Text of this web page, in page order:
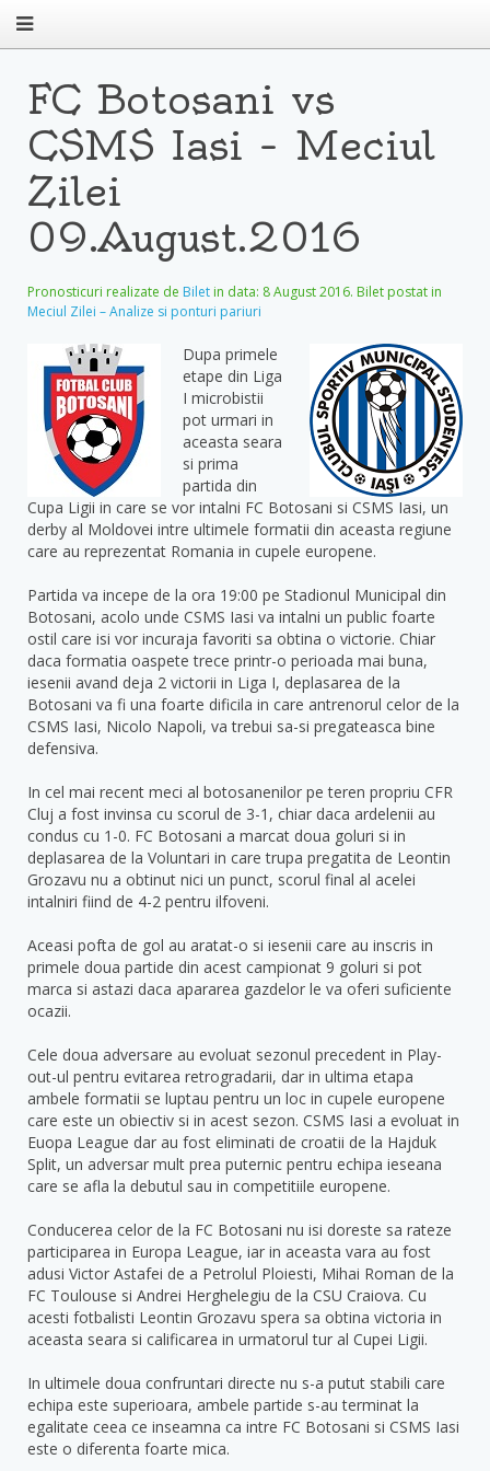
FC Botosani vs
CSMS Iasi – Meciul
Zilei
09.August.2016
Pronosticuri realizate de Bilet in data: 8 August 2016. Bilet postat in
Meciul Zilei – Analize si ponturi pariuri
Dupa primele
etape din Liga
I microbistii
pot urmari in
aceasta seara
si prima
partida din
Cupa Ligii in care se vor intalni FC Botosani si CSMS Iasi, un
derby al Moldovei intre ultimele formatii din aceasta regiune
care au reprezentat Romania in cupele europene.
Partida va incepe de la ora 19:00 pe Stadionul Municipal din
Botosani, acolo unde CSMS Iasi va intalni un public foarte
ostil care isi vor incuraja favoriti sa obtina o victorie. Chiar
daca formatia oaspete trece printr-o perioada mai buna,
iesenii avand deja 2 victorii in Liga I, deplasarea de la
Botosani va fi una foarte dificila in care antrenorul celor de la
CSMS Iasi, Nicolo Napoli, va trebui sa-si pregateasca bine
defensiva.
In cel mai recent meci al botosanenilor pe teren propriu CFR
Cluj a fost invinsa cu scorul de 3-1, chiar daca ardelenii au
condus cu 1-0. FC Botosani a marcat doua goluri si in
deplasarea de la Voluntari in care trupa pregatita de Leontin
Grozavu nu a obtinut nici un punct, scorul final al acelei
intalniri fiind de 4-2 pentru ilfoveni.
Aceasi pofta de gol au aratat-o si iesenii care au inscris in
primele doua partide din acest campionat 9 goluri si pot
marca si astazi daca apararea gazdelor le va oferi suficiente
ocazii.
Cele doua adversare au evoluat sezonul precedent in Play-
out-ul pentru evitarea retrogradarii, dar in ultima etapa
ambele formatii se luptau pentru un loc in cupele europene
care este un obiectiv si in acest sezon. CSMS Iasi a evoluat in
Euopa League dar au fost eliminati de croatii de la Hajduk
Split, un adversar mult prea puternic pentru echipa ieseana
care se afla la debutul sau in competitiile europene.
Conducerea celor de la FC Botosani nu isi doreste sa rateze
participarea in Europa League, iar in aceasta vara au fost
adusi Victor Astafei de a Petrolul Ploiesti, Mihai Roman de la
FC Toulouse si Andrei Herghelegiu de la CSU Craiova. Cu
acesti fotbalisti Leontin Grozavu spera sa obtina victoria in
aceasta seara si calificarea in urmatorul tur al Cupei Ligii.
In ultimele doua confruntari directe nu s-a putut stabili care
echipa este superioara, ambele partide s-au terminat la
egalitate ceea ce inseamna ca intre FC Botosani si CSMS Iasi
este o diferenta foarte mica.